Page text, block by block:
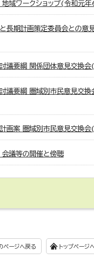
域ワークショップ(令和元
長期計画策定委員会との意
議要綱 関係団体意見交換
議要綱 圏域別市民意見交
画案 圏域別市民意見交換
議等の開催と傍聴
ページへ戻る トップページ